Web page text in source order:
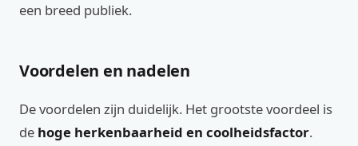
een breed publiek.
Voordelen en nadelen
De voordelen zijn duidelijk. Het grootste voordeel is
de hoge herkenbaarheid en coolheidsfactor.